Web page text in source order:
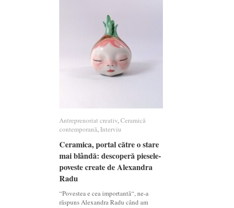
Antreprenoriat creativ,Ceramică
contemporană, Interviu
Ceramica, portal către o stare
mai blândă: descoperă piesele-
poveste create de Alexandra
Radu
“Povestea e cea importantă“, ne-a
răspuns Alexandra Radu când am
Antreprenoriat creativ Ceramică
contemporană Interviu
Ceramica, portal către o stare
mai blândă: descoperă piesele-
poveste create de Alexandra
Radu